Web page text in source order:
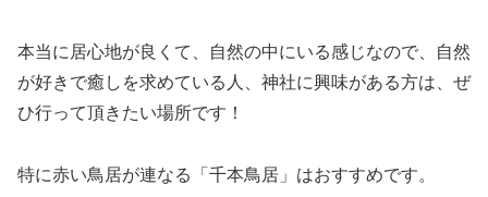
本当に居心地が良くて、自然の中にいる感じなので、自然
が好きで癒しを求めている人、神社に興味がある方は、ぜ
ひ行って頂きたい場所です！
特に赤い鳥居が連なる「千本鳥居」はおすすめです。